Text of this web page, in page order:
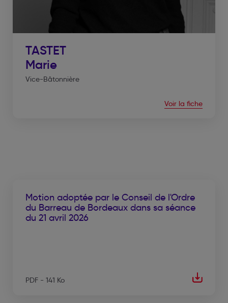
TASTET
Marie
Vice-Bâtonnière
Voir la fiche
PDF - 141 Ko
Motion adoptée par le Conseil de l'Ordre
du Barreau de Bordeaux dans sa séance
du 21 avril 2026